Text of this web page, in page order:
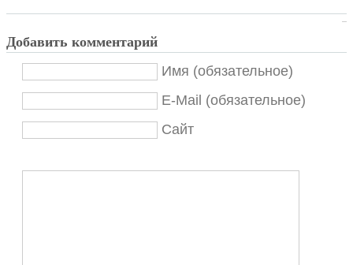
Добавить комментарий
Имя (обязательное)
E-Mail (обязательное)
Сайт